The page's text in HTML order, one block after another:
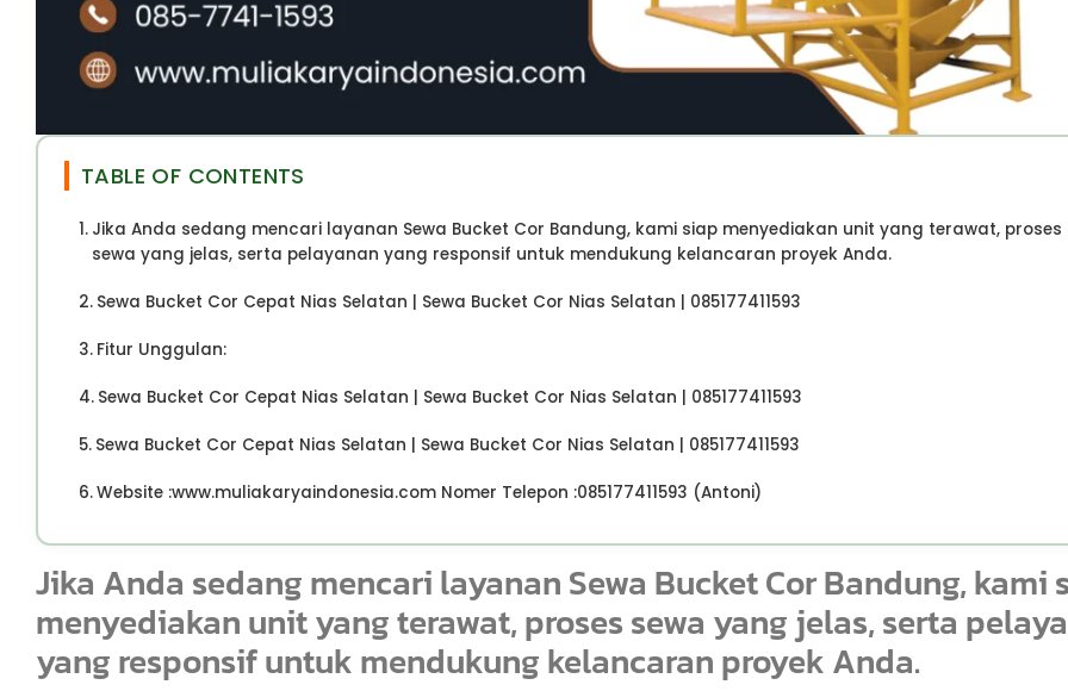
TABLE OF CONTENTS
Jika Anda sedang mencari layanan Sewa Bucket Cor Bandung, kami siap menyediakan unit yang terawat, proses
sewa yang jelas, serta pelayanan yang responsif untuk mendukung kelancaran proyek Anda.
Sewa Bucket Cor Cepat Nias Selatan | Sewa Bucket Cor Nias Selatan | 085177411593
Fitur Unggulan:
Sewa Bucket Cor Cepat Nias Selatan | Sewa Bucket Cor Nias Selatan | 085177411593
Sewa Bucket Cor Cepat Nias Selatan | Sewa Bucket Cor Nias Selatan | 085177411593
Website :www.muliakaryaindonesia.com Nomer Telepon :085177411593 (Antoni)
Jika Anda sedang mencari layanan Sewa Bucket Cor Bandung, kami
menyediakan unit yang terawat, proses sewa yang jelas, serta
yang responsif untuk mendukung kelancaran proyek Anda.